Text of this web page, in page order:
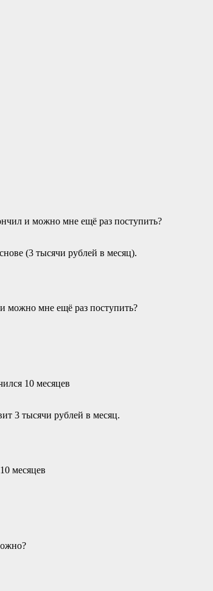
и можно мне ещё раз поступить?
(3 тысячи рублей в месяц).
можно мне ещё раз поступить?
10 месяцев
3 тысячи рублей в месяц.
месяцев